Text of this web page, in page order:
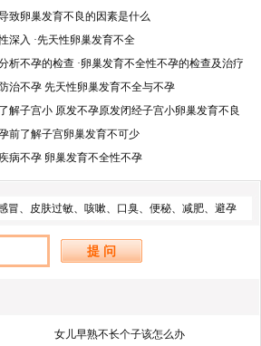
致卵巢发育不良的因素是什么
深入 ·先天性卵巢发育不全
析不孕的检查 ·卵巢发育不全性不孕的检查及治疗
防治不孕 先天性卵巢发育不全与不孕
了解子宫小 原发不孕原发闭经子宫小卵巢发育不良
前了解子宫卵巢发育不可少
病不孕 卵巢发育不全性不孕
冒、 皮肤过敏、 咳嗽、 口臭、 便秘、 减肥、 避孕
女儿早熟不长个子该怎么办